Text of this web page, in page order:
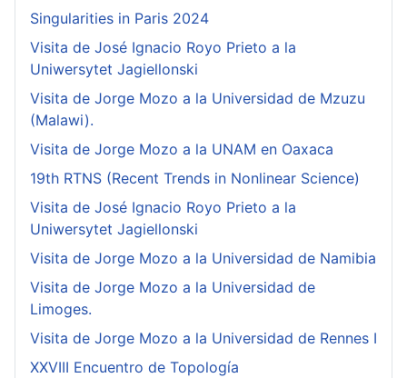
Singularities in Paris 2024
Visita de José Ignacio Royo Prieto a la
Uniwersytet Jagiellonski
Visita de Jorge Mozo a la Universidad de Mzuzu
(Malawi).
Visita de Jorge Mozo a la UNAM en Oaxaca
19th RTNS (Recent Trends in Nonlinear Science)
Visita de José Ignacio Royo Prieto a la
Uniwersytet Jagiellonski
Visita de Jorge Mozo a la Universidad de Namibia
Visita de Jorge Mozo a la Universidad de
Limoges.
Visita de Jorge Mozo a la Universidad de Rennes I
XXVIII Encuentro de Topología